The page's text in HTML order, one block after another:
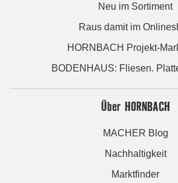
Neu im Sortiment
Raus damit im
HORNBACH Projekt-
BODENHAUS: Fliesen.
Über HORNBACH
MACHER Blog
Nachhaltigkeit
Marktfinder